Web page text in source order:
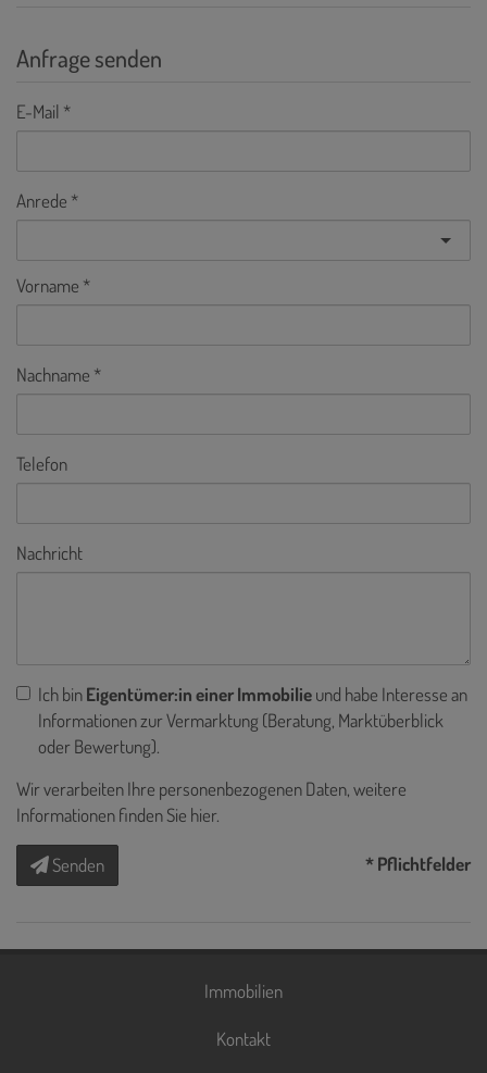
Anfrage senden
E-Mail
Anrede
Vorname
Nachname
Telefon
Nachricht
Ich binEigentümer:in einer Immobilieund habe Interesse an
Informationen zur Vermarktung (Beratung, Marktüberblick
oder Bewertung).
Wir verarbeiten Ihre personenbezogenen Daten, weitere
Informationen finden Sie hier.
Senden * Pflichtfelder
Immobilien
Kontakt